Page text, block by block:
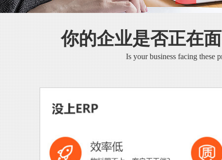
你的企业是否正在
Is your business facing these